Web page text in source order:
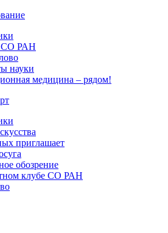
СО РАН
науки
медицина – рядом!
приглашает
обозрение
клубе СО РАН